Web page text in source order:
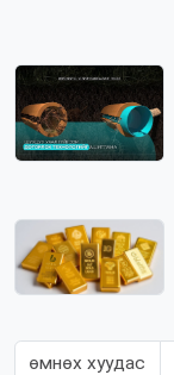
өмнөх хуудас